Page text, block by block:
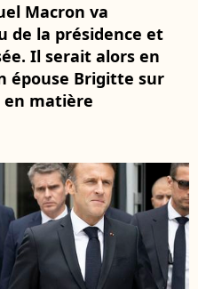
Macron va
de la présidence et
Il serait alors en
épouse Brigitte sur
matière